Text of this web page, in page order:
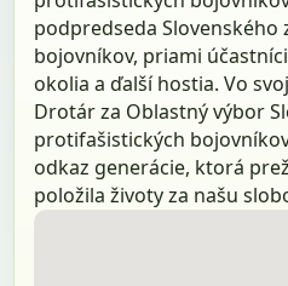
podpredseda
bojovníkov, priami
okolia a ďalší hostia. Vo
Drotár za Oblastný výbor
protifašistických
odkaz generácie, ktorá
položila životy za našu